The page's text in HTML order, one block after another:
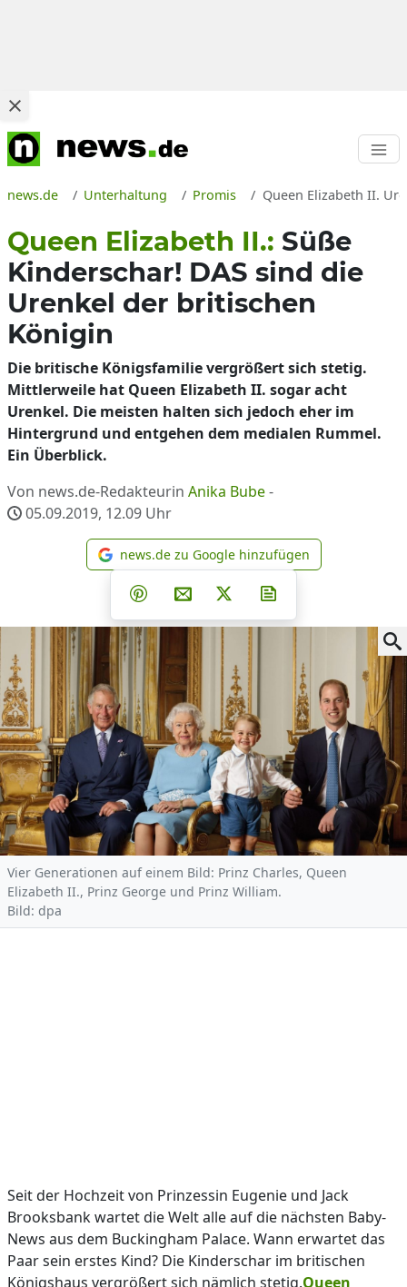
news.de Unterhaltung Promis Queen Elizabeth II.
Queen Elizabeth II.: Süße
Kinderschar! DAS sind die
Urenkel der britischen
Königin
Die britische Königsfamilie vergrößert sich stetig.
Mittlerweile hat Queen Elizabeth II. sogar acht
Urenkel. Die meisten halten sich jedoch eher im
Hintergrund und entgehen dem medialen Rummel.
Ein Überblick.
Von news.de-Redakteurin Anika Bube-
05.09.2019, 12.09 Uhr
news.de zu Google
news.de zu Google hinzufügen
Teilen auf Facebook
Teilen auf Whatsapp
Teilen auf Telegram
Teilen auf Pinterest
Per E-Mail teilen
Post auf X
Vier Generationen auf einem Bild: Prinz Charles, Queen
Elizabeth II., Prinz George und Prinz William.
Bild: dpa
Seit der Hochzeit von Prinzessin Eugenie und Jack
Brooksbank wartet die Welt alle auf die nächsten Baby-
News aus dem Buckingham Palace. Wann erwartet das
Paar sein erstes Kind? Die Kinderschar im britischen
Königshaus vergrößert sich nämlich stetig.Queen